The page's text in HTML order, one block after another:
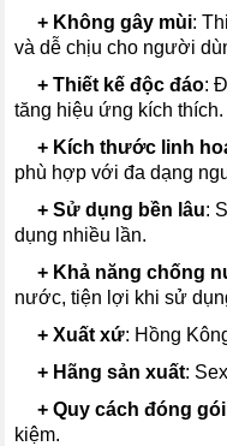
+ Không gây mùi:
và dễ chịu cho người
+Thiết kế độc đáo:
tăng hiệu ứng kích thích.
+ Kích thước linh
phù hợp với đa dạng
+Sử dụng bền lâu:
dụng nhiều lần.
+ Khả năng chống
nước, tiện lợi khi sử
+Xuất xứ: Hồng
+ Hãng sản xuất:
+Quy cách đóng gói
kiệm.